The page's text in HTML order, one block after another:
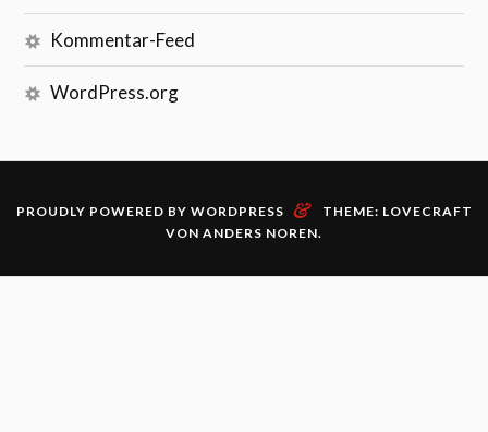
Kommentar-Feed
WordPress.org
PROUDLY POWERED BY WORDPRESS &
THEME: LOVECRAFT
VON ANDERS NOREN.